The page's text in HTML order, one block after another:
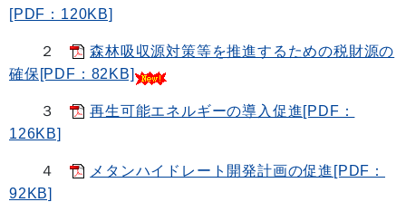
[PDF：120KB]
２
森林吸収源対策等を推進するための税財源の
確保[PDF：82KB]
３
再生可能エネルギーの導入促進[PDF：
126KB]
４
メタンハイドレート開発計画の促進[PDF：
92KB]